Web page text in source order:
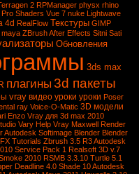
2 RPManager physx rhino
Shaders Vue 7 nuke Lightwave
4d RealFlow Текстуры GIMP
maya ZBrushAfter Effects Sitni Sati
Обновления
3ds max
плагины 3d пакеты
vray видео уроки уроки Poser
ray Voice-O-Matic 3D модели
Enzo Vray для 3d max 2010
Vary Help Vray Maxwell Render
Autodesk Softimage Blender Blender
Tutorials Zbrush 3.5 R3Autodesk
Service Pack 1 Realsoft 3D v.7
2010 RSMB 3.3.10 Turtle 5.1
Deadline 4.0 Shade 10Autodesk